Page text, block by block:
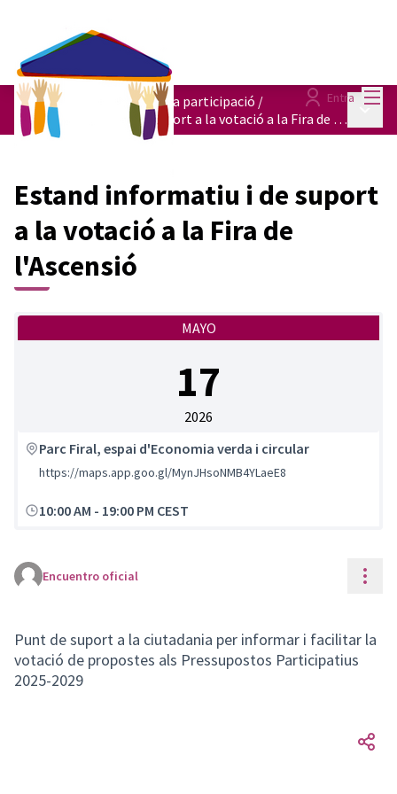
Entra
Punts mòbils de suport a la participació /
Estand informatiu i de suport a la votació a la Fira de l'Ascensió
Estand informatiu i de suport
a la votació a la Fira de
l'Ascensió
MAYO
17
2026
Parc Firal, espai d'Economia verda i circular
https://maps.app.goo.gl/MynJHsoNMB4YLaeE8
10:00 AM - 19:00 PM CEST
Encuentro oficial
Punt de suport a la ciutadania per informar i facilitar la
votació de propostes als Pressupostos Participatius
2025-2029